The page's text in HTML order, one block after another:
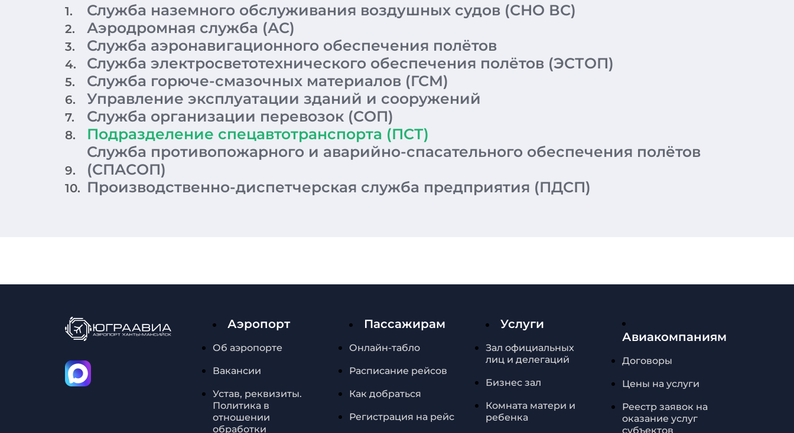
1. Служба наземного обслуживания воздушных судов (СНО ВС)
2. Аэродромная служба (АС)
3. Служба аэронавигационного обеспечения полётов
4. Служба электросветотехнического обеспечения полётов (ЭСТОП)
5. Служба горюче-смазочных материалов (ГСМ)
6. Управление эксплуатации зданий и сооружений
7. Служба организации перевозок (СОП)
8. Подразделение спецавтотранспорта (ПСТ)
9.
Служба противопожарного и аварийно-спасательного обеспечения полётов
(СПАСОП)
10. Производственно-диспетчерская служба предприятия (ПДСП)
Аэропорт
Об аэропорте
Вакансии
Устав, реквизиты.
Политика в
отношении
обработки
Пассажирам
Онлайн-табло
Расписание рейсов
Как добраться
Регистрация на рейс
Услуги
Зал официальных
лиц и делегаций
Бизнес зал
Комната матери и
ребенка
Авиакомпаниям
Договоры
Цены на услуги
Реестр заявок на
оказание услуг
субъектов